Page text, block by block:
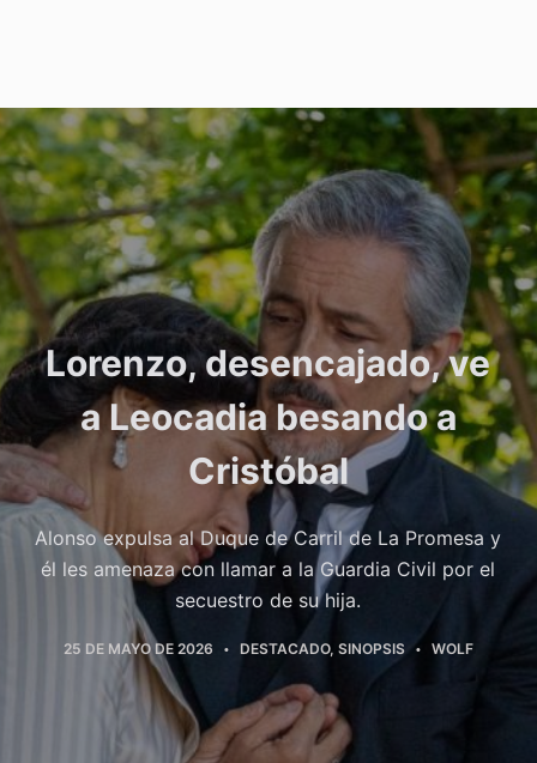
Lorenzo, desencajado, ve
a Leocadia besando a
Cristóbal
Alonso expulsa al Duque de Carril de La Promesa y
él les amenaza con llamar a la Guardia Civil por el
secuestro de su hija.
25 DE MAYO DE 2026 DESTACADO, SINOPSIS WOLF